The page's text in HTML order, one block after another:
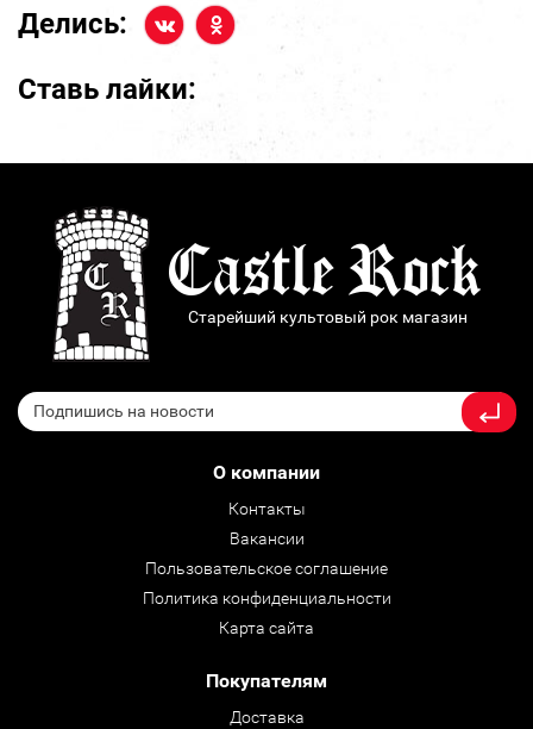
Делись:
Ставь лайки:
Старейший культовый рок магазин
О компании
Контакты
Вакансии
Пользовательское соглашение
Политика конфиденциальности
Карта сайта
Покупателям
Доставка